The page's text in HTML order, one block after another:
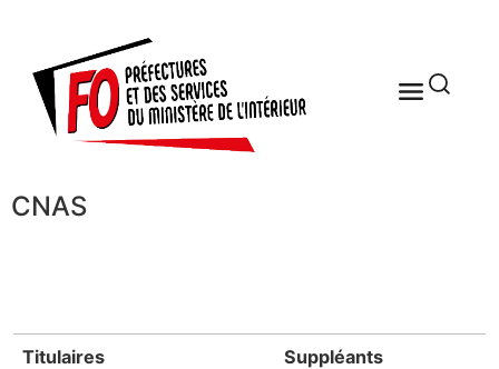
CNAS
Titulaires
Suppléants